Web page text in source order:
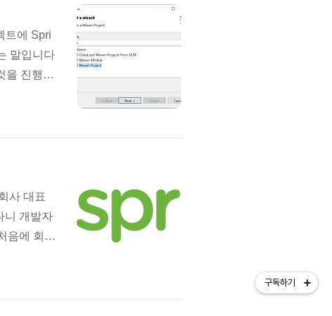
트에 Spri
말입니다
을 진행하
이미지를
저는 w
사 대표
니 개발자
음에 회사
지만 망
구독하기